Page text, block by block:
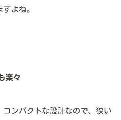
よね。
楽々
コンパクトな設計なので、狭い